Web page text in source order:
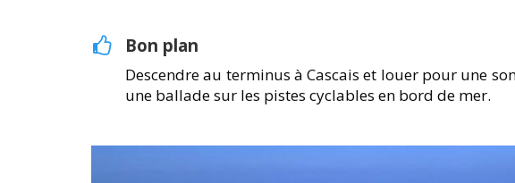
Bon plan
Descendre au terminus à Cascais et louer pour une
une ballade sur les pistes cyclables en bord de mer.